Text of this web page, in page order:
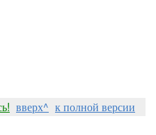
вверх^ к полной версии